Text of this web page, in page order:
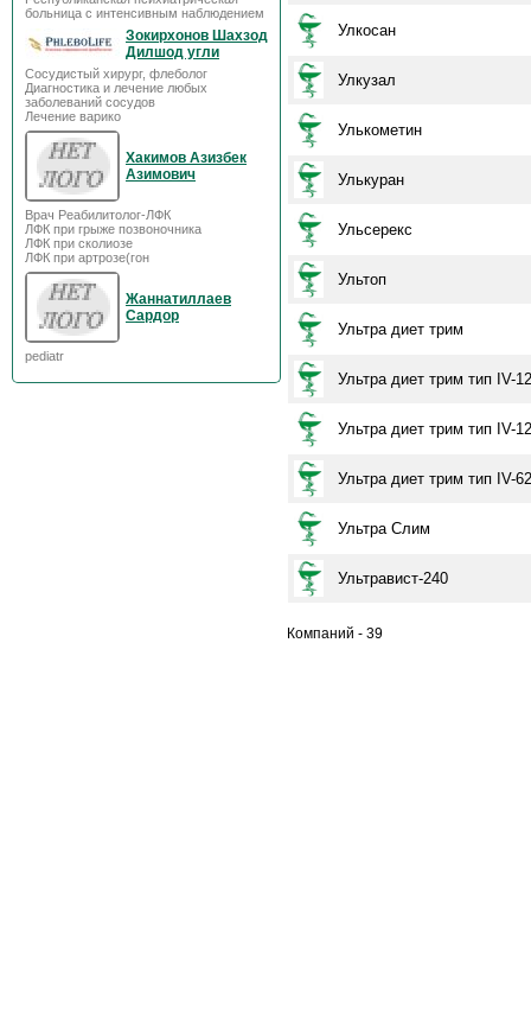
больница с интенсивным наблюдением
Зокирхонов Шахзод
Дилшод угли
Сосудистый хирург, флеболог
Диагностика и лечение любых
заболеваний сосудов
Лечение варико
Хакимов Азизбек
Азимович
Врач Реабилитолог-ЛФК
ЛФК при грыже позвоночника
ЛФК при сколиозе
ЛФК при артрозе(гон
Жаннатиллаев
Сардор
pediatr
Улкосан
Улкузал
Улькометин
Улькуран
Ульсерекс
Ультоп
Ультра диет трим
Ультра диет трим тип IV-
Ультра диет трим тип IV-
Ультра диет трим тип IV-
Ультра Слим
Ультравист-240
Компаний - 39